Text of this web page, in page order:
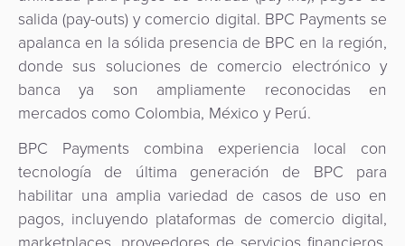
SoftPOS
Gestión
de
riesgos
y
fraudes
eGobierno
ACS
3D
secure
Comercio
Pago
de
propinas
de
tarifas
Marketplace
de
Pagos
Automáticos
como
Servicio
Adquisición
de
Puntos
de
Venta
Banco
Central
y
Switch
Nacional
Marketplace
salida (pay-outs) y comercio digital. BPC Payments se
apalanca en la sólida presencia de BPC en la región,
donde sus soluciones de comercio electrónico y
banca ya son ampliamente reconocidas en
mercados como Colombia, México y Perú.
BPC Payments combina experiencia local con
tecnología de última generación de BPC para
habilitar una amplia variedad de casos de uso en
pagos, incluyendo plataformas de comercio digital,